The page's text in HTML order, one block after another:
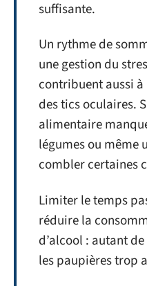
suffisante.
Un rythme de
une gestion du
contribuent aussi
des tics oculaires.
alimentaire
légumes ou
combler certaines
Limiter le temps
réduire la
d’alcool : autant
les paupières trop